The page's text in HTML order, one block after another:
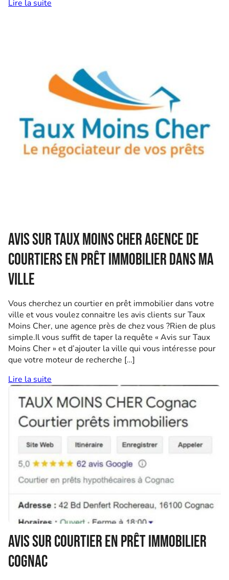
Lire la suite
Avis sur Taux Moins Cher agence de
courtiers en prêt immobilier dans ma
ville
Vous cherchez un courtier en prêt immobilier dans votre
ville et vous voulez connaitre les avis clients sur Taux
Moins Cher, une agence près de chez vous ?Rien de plus
simple.Il vous suffit de taper la requête « Avis sur Taux
Moins Cher » et d’ajouter la ville qui vous intéresse pour
que votre moteur de recherche […]
Lire la suite
Avis sur courtier en prêt immobilier
Cognac